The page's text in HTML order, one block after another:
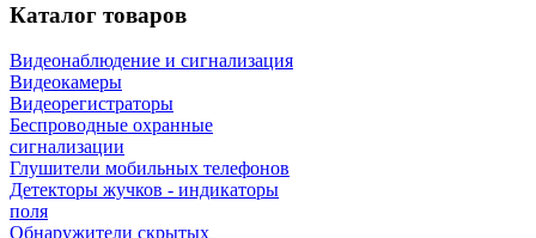
Каталог товаров
Видеонаблюдение и сигнализация
Видеокамеры
Видеорегистраторы
Беспроводные охранные
сигнализации
Глушители мобильных телефонов
Детекторы жучков - индикаторы
поля
Обнаружители скрытых